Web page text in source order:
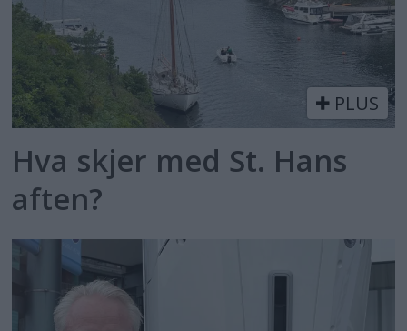
PLUS
Hva skjer med St. Hans
aften?